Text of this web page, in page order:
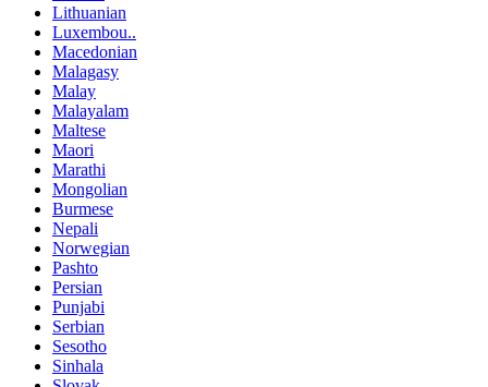
Lithuanian
Luxembou..
Macedonian
Malagasy
Malay
Malayalam
Maltese
Maori
Marathi
Mongolian
Burmese
Nepali
Norwegian
Pashto
Persian
Punjabi
Serbian
Sesotho
Sinhala